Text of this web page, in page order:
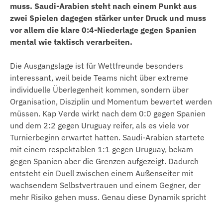
muss. Saudi-Arabien steht nach einem Punkt aus
zwei Spielen dagegen stärker unter Druck und muss
vor allem die klare 0:4-Niederlage gegen Spanien
mental wie taktisch verarbeiten.
Die Ausgangslage ist für Wettfreunde besonders
interessant, weil beide Teams nicht über extreme
individuelle Überlegenheit kommen, sondern über
Organisation, Disziplin und Momentum bewertet werden
müssen. Kap Verde wirkt nach dem 0:0 gegen Spanien
und dem 2:2 gegen Uruguay reifer, als es viele vor
Turnierbeginn erwartet hatten. Saudi-Arabien startete
mit einem respektablen 1:1 gegen Uruguay, bekam
gegen Spanien aber die Grenzen aufgezeigt. Dadurch
entsteht ein Duell zwischen einem Außenseiter mit
wachsendem Selbstvertrauen und einem Gegner, der
mehr Risiko gehen muss. Genau diese Dynamik spricht